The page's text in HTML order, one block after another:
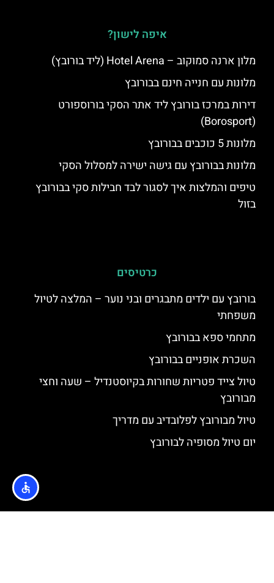
איפה לישון?
מלון ארנה סמוקוב – Hotel Arena (ליד בורובץ)
מלונות עם חנייה חינם בבורובץ
דירות במרכז בורובץ ליד אתר הסקי בורוספורט
(Borosport)
מלונות 5 כוכבים בבורובץ
מלונות בבורובץ עם גישה ישירה למסלול הסקי
טיפים והמלצות איך לסגור לבד חבילות סקי בבורובץ
בזול
כרטיסים
בורובץ עם ילדים מתבגרים ובני נוער – המלצה לטיול
משפחתי
מתחמי ספא בבורובץ
השכרת אופניים בבורובץ
טיול צייד פטריות שחורות בקיוסטנדיל – שעה וחצי
מבורובץ
טיול מבורובץ לפלובדיב עם מדריך
יום טיול מסופיה לבורובץ